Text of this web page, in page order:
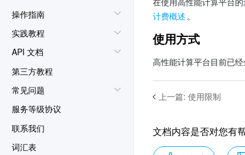
操作指南
实践教程
API 文档
第三方教程
常见问题
服务等级协议
联系我们
词汇表
计费概述 。
使用方式
高性能计算平台目前已
上一篇: 使用限制
文档内容是否对您有